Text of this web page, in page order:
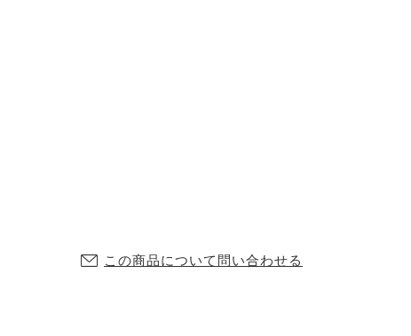
この商品について問い合わせる